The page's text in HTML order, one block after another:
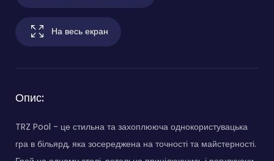
На весь екран
Опис:
TRZ Pool - це стильна та захоплююча однокористувацька
гра в більярд, яка зосереджена на точності та майстерності.